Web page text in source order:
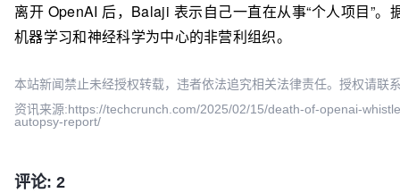
离开 OpenAI 后，Balaji 表示自己一直在从事“个人项目”
机器学习和神经科学为中心的非营利组织。
本站新闻禁止未经授权转载，违者依法追究相关法律责任。授权请联
资讯来源:https://techcrunch.com/2025/02/15/death-of-openai-
autopsy-report/
评论: 2